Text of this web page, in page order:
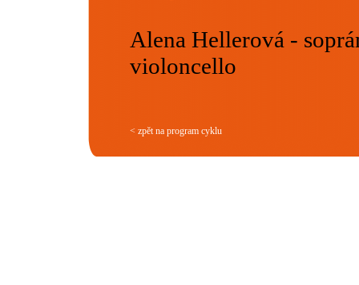
Alena Hellerová -
violoncello
< zpět na program cyklu